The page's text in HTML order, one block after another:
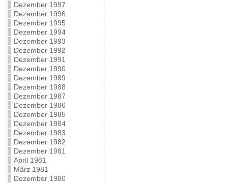
Dezember 1997
Dezember 1996
Dezember 1995
Dezember 1994
Dezember 1993
Dezember 1992
Dezember 1991
Dezember 1990
Dezember 1989
Dezember 1988
Dezember 1987
Dezember 1986
Dezember 1985
Dezember 1984
Dezember 1983
Dezember 1982
Dezember 1981
April 1981
März 1981
Dezember 1980